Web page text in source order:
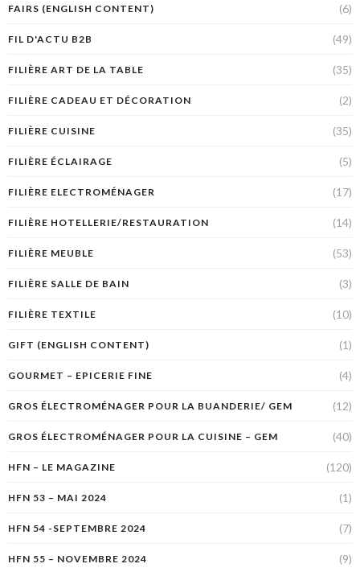
FAIRS (ENGLISH CONTENT) (6)
FIL D'ACTU B2B (49)
FILIÈRE ART DE LA TABLE (35)
FILIÈRE CADEAU ET DÉCORATION (2)
FILIÈRE CUISINE (35)
FILIÈRE ÉCLAIRAGE (5)
FILIÈRE ELECTROMÉNAGER (17)
FILIÈRE HOTELLERIE/RESTAURATION (14)
FILIÈRE MEUBLE (53)
FILIÈRE SALLE DE BAIN (3)
FILIÈRE TEXTILE (10)
GIFT (ENGLISH CONTENT) (1)
GOURMET – EPICERIE FINE (4)
GROS ÉLECTROMÉNAGER POUR LA BUANDERIE/ GEM (12)
GROS ÉLECTROMÉNAGER POUR LA CUISINE – GEM (40)
HFN – LE MAGAZINE (120)
HFN 53 – MAI 2024 (1)
HFN 54 -SEPTEMBRE 2024 (7)
HFN 55 – NOVEMBRE 2024 (9)